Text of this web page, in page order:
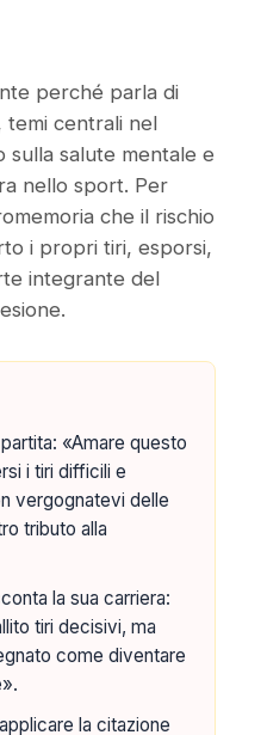
perché parla di
temi centrali nel
sulla salute mentale e
nello sport. Per
che il rischio
i propri tiri, esporsi,
integrante del
«Amare questo
i tiri difficili e
vergognatevi delle
tributo alla
la sua carriera:
tiri decisivi, ma
come diventare
la citazione